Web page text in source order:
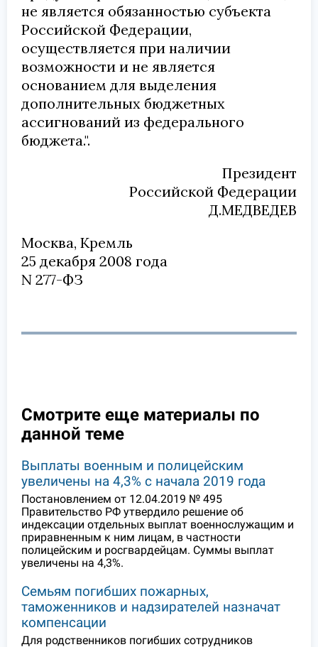
не является обязанностью субъекта
Российской Федерации,
осуществляется при наличии
возможности и не является
основанием для выделения
дополнительных бюджетных
ассигнований из федерального
бюджета.".
Президент
Российской Федерации
Д.МЕДВЕДЕВ
Москва, Кремль
25 декабря 2008 года
N 277-ФЗ
Смотрите еще материалы по
данной теме
Выплаты военным и полицейским
увеличены на 4,3% с начала 2019 года
Постановлением от 12.04.2019 № 495
Правительство РФ утвердило решение об
индексации отдельных выплат военнослужащим и
приравненным к ним лицам, в частности
полицейским и росгвардейцам. Суммы выплат
увеличены на 4,3%.
Семьям погибших пожарных,
таможенников и надзирателей назначат
компенсации
Для родственников погибших сотрудников